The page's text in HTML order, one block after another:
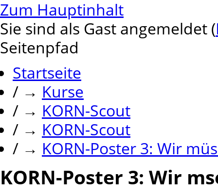
Zum Hauptinhalt
Sie sind als Gast angemeldet (
Seitenpfad
Startseite
/ → Kurse
/ → KORN-Scout
/ → KORN-Scout
/ → KORN-Poster 3: Wir
KORN-Poster 3: Wir